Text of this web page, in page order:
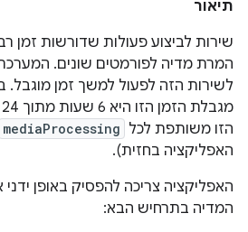
תיאור
שירות לביצוע פעולות שדורשות זמן
המרת מדיה לפורמטים שונים.
לשירות הזה לפעול למשך זמן מוגבל.
הזו משותפת לכל mediaProcessing
האפליקציה בחזית).
האפליקציה צריכה להפסיק באופן
המדיה בתרחיש הבא: